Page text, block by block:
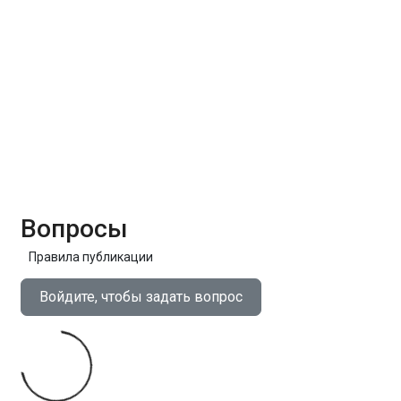
Вопросы
Правила публикации
Войдите, чтобы задать вопрос